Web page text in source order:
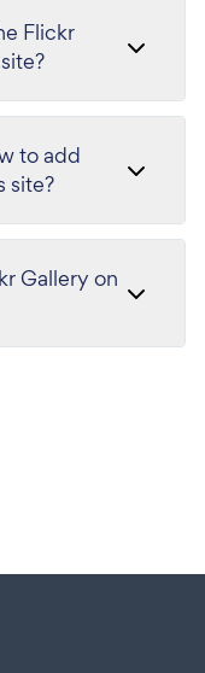
Flickr
to add
site?
Gallery on